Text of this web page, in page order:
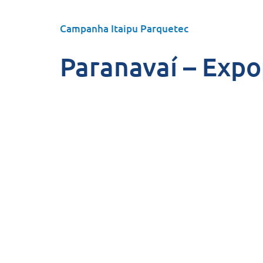
Campanha Itaipu Parquetec
Paranavaí –